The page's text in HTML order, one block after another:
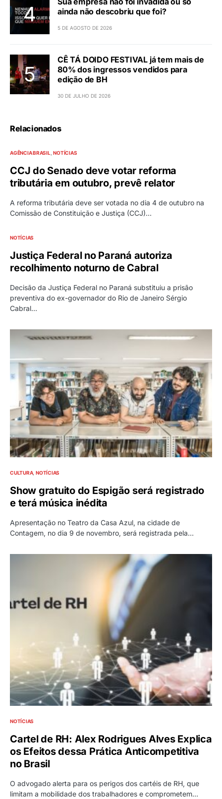
ainda não descobriu que foi?
5 DE AGOSTO DE 2026
CÊ TÁ DOIDO FESTIVAL já tem mais de
80% dos ingressos vendidos para
edição de BH
30 DE JULHO DE 2026
Relacionados
AGÊNCIA BRASIL NOTÍCIAS
CCJ do Senado deve votar reforma
tributária em outubro, prevê relator
A reforma tributária deve ser votada no dia 4 de outubro na
Comissão de Constituição e Justiça (CCJ)…
NOTÍCIAS
Justiça Federal no Paraná autoriza
recolhimento noturno de Cabral
Decisão da Justiça Federal no Paraná substituiu a prisão
preventiva do ex-governador do Rio de Janeiro Sérgio
Cabral…
CULTURA NOTÍCIAS
Show gratuito do Espigão será registrado
e terá música inédita
Apresentação no Teatro da Casa Azul, na cidade de
Contagem, no dia 9 de novembro, será registrada pela…
NOTÍCIAS
Cartel de RH: Alex Rodrigues Alves Explica
os Efeitos dessa Prática Anticompetitiva
no Brasil
O advogado alerta para os perigos dos cartéis de RH, que
limitam a mobilidade dos trabalhadores e comprometem…